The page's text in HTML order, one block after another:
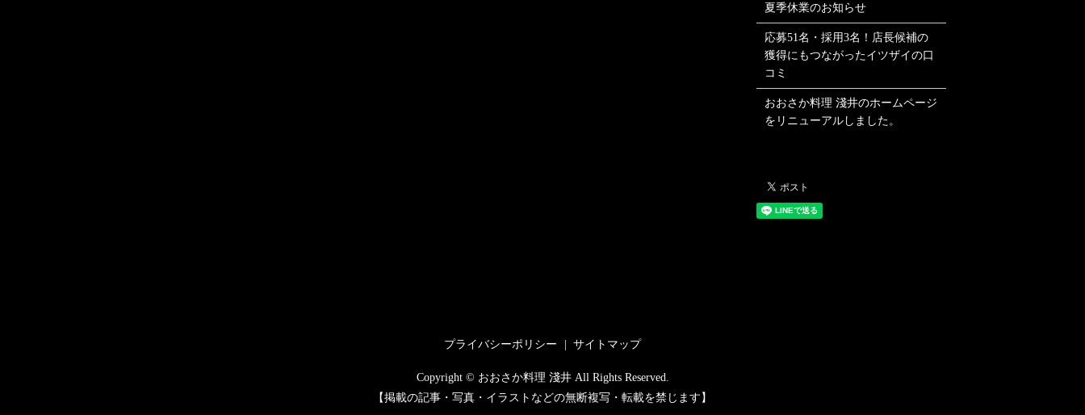
夏季休業のお知らせ
応募51名・採用3名！店長候補の
獲得にもつながったイツザイの口
コミ
おおさか料理 淺井のホームページ
をリニューアルしました。
プライバシーポリシー サイトマップ
Copyright © おおさか料理 淺井 All Rights Reserved.
【掲載の記事・写真・イラストなどの無断複写・転載を禁じます】